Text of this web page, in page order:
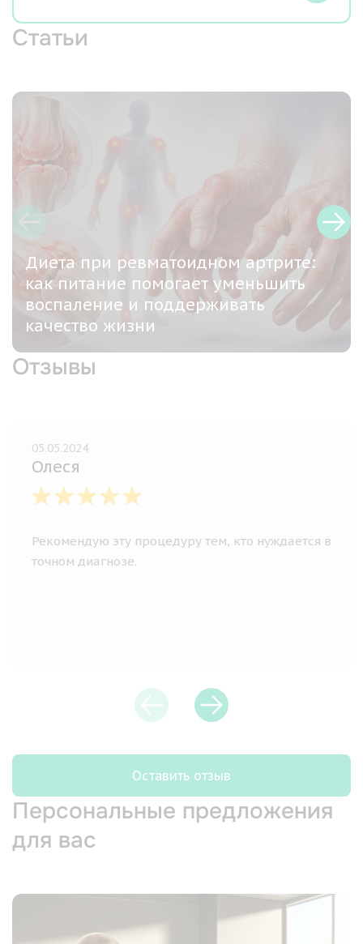
Статьи
Диета при ревматоидном артрите:
как питание помогает уменьшить
воспаление и поддерживать
качество жизни
Отзывы
Олеся
05.05.2024
Рекомендую эту процедуру тем, кто нуждается в
точном диагнозе.
Оставить отзыв
Персональные предложения
для вас